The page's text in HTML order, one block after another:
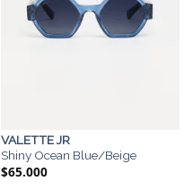
VALETTE JR
Shiny Ocean Blue/Beige
$65.000